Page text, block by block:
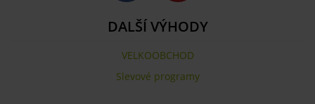
DALŠÍ VÝHODY
VELKOOBCHOD
Slevové programy